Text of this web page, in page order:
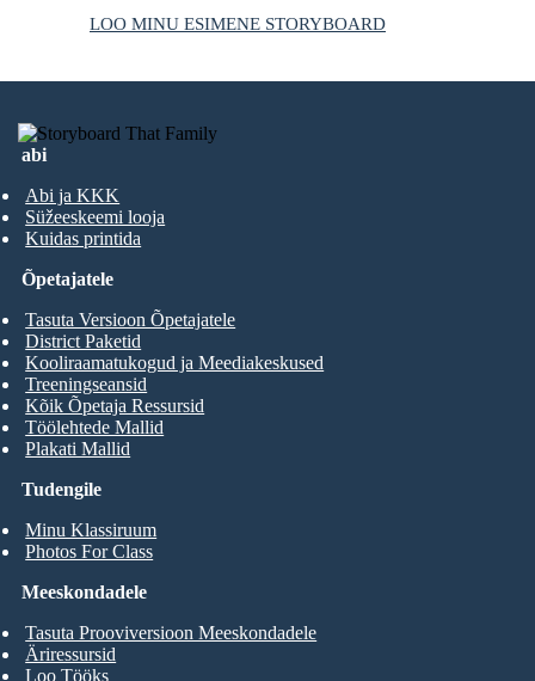
LOO MINU ESIMENE STORYBOARD
abi
Abi ja KKK
Süžeeskeemi looja
Kuidas printida
Tudengile
Minu Klassiruum
Photos For Class
Õpetajatele
Tasuta Versioon Õpetajatele
District Paketid
Kooliraamatukogud ja Meediakeskused
Treeningseansid
Kõik Õpetaja Ressursid
Töölehtede Mallid
Plakati Mallid
Meeskondadele
Tasuta Prooviversioon Meeskondadele
Äriressursid
Loo Tööks